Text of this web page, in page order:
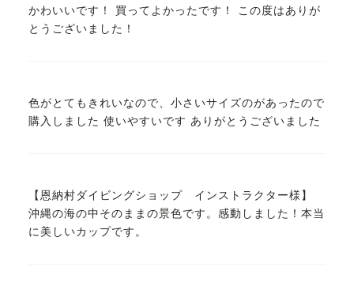
かわいいです！ 買ってよかったです！ この度はありが
とうございました！
色がとてもきれいなので、小さいサイズのがあったので
購入しました 使いやすいです ありがとうございました
【恩納村ダイビングショップ インストラクター様】
沖縄の海の中そのままの景色です。感動しました！本当
に美しいカップです。